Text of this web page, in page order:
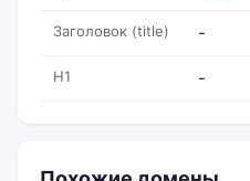
Заголовок (title) -
H1 -